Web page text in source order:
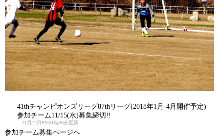
41thチャンピオンズリーグ87thリーグ(2018年1月-4月開催予定)
参加チーム11/15(水)募集締切!!
11月14日PM01時06分更新
参加チーム募集ページへ